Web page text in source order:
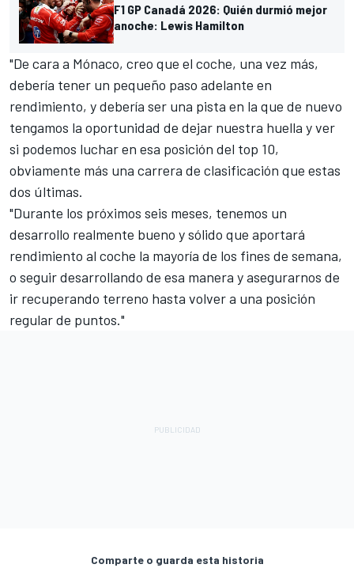
F1 GP Canadá 2026: Quién durmió mejor
anoche: Lewis Hamilton
"De cara a Mónaco, creo que el coche, una vez más,
debería tener un pequeño paso adelante en
rendimiento, y debería ser una pista en la que de nuevo
tengamos la oportunidad de dejar nuestra huella y ver
si podemos luchar en esa posición del top 10,
obviamente más una carrera de clasificación que estas
dos últimas.
"Durante los próximos seis meses, tenemos un
desarrollo realmente bueno y sólido que aportará
rendimiento al coche la mayoría de los fines de semana,
o seguir desarrollando de esa manera y asegurarnos de
ir recuperando terreno hasta volver a una posición
regular de puntos."
Comparte o guarda esta historia